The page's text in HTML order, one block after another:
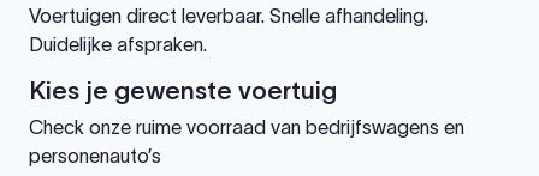
Voertuigen direct leverbaar. Snelle afhandeling.
Duidelijke afspraken.
Kies je gewenste voertuig
Check onze ruime voorraad van bedrijfswagens en
personenauto’s